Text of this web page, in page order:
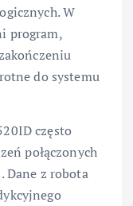
W
program,
do systemu
często
połączonych
Dane z robota